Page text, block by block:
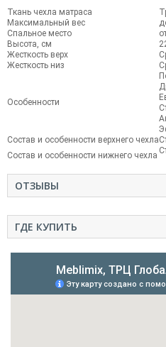
Ткань чехла матраса
Максимальный вес
Спальное место
Высота, см
Жесткость верх
Жесткость низ
Особенности
Состав и особенности верхнего чехла
Состав и особенности нижнего чехла
ОТЗЫВЫ
ГДЕ КУПИТЬ